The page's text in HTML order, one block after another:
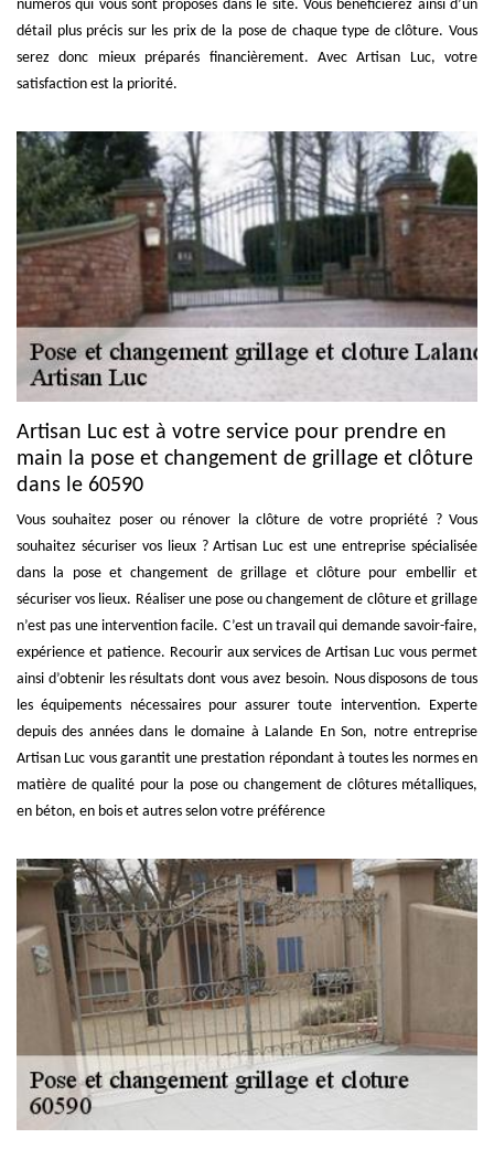
numéros qui vous sont proposés dans le site. Vous bénéficierez ainsi d’un
détail plus précis sur les prix de la pose de chaque type de clôture. Vous
serez donc mieux préparés financièrement. Avec Artisan Luc, votre
satisfaction est la priorité.
Artisan Luc est à votre service pour prendre en
main la pose et changement de grillage et clôture
dans le 60590
Vous souhaitez poser ou rénover la clôture de votre propriété ? Vous
souhaitez sécuriser vos lieux ? Artisan Luc est une entreprise spécialisée
dans la pose et changement de grillage et clôture pour embellir et
sécuriser vos lieux. Réaliser une pose ou changement de clôture et grillage
n’est pas une intervention facile. C’est un travail qui demande savoir-faire,
expérience et patience. Recourir aux services de Artisan Luc vous permet
ainsi d’obtenir les résultats dont vous avez besoin. Nous disposons de tous
les équipements nécessaires pour assurer toute intervention. Experte
depuis des années dans le domaine à Lalande En Son, notre entreprise
Artisan Luc vous garantit une prestation répondant à toutes les normes en
matière de qualité pour la pose ou changement de clôtures métalliques,
en béton, en bois et autres selon votre préférence